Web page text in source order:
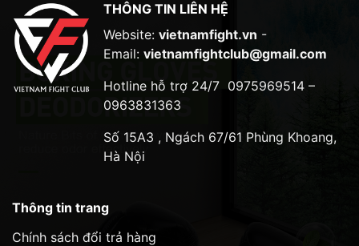
THÔNG TIN LIÊN HỆ
Website: vietnamfight.vn -
Email: vietnamfightclub@gmail.com
Hotline hỗ trợ 24/7 0975969514 –
0963831363
Số 15A3 , Ngách 67/61 Phùng Khoang,
Hà Nội
Thông tin trang
Chính sách đổi trả hàng